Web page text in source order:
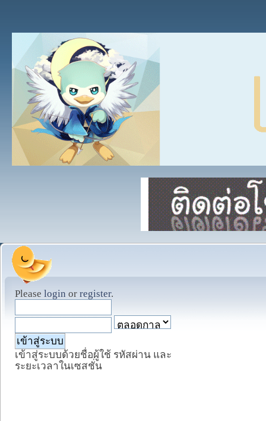
Please login or register.
เข้าสู่ระบบด้วยชื่อผู้ใช้ รหัสผ่าน และ
ระยะเวลาในเซสชั่น